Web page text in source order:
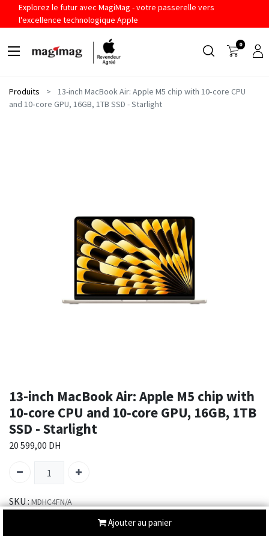
Explorez le futur avec MagiMag - votre passerelle vers
l'excellence technologique Apple
0
Produits
13-inch MacBook Air: Apple M5 chip with 10‑core CPU
and 10‑core GPU, 16GB, 1TB SSD - Starlight
Ajouter au panier
13-inch MacBook Air: Apple M5 chip with
10‑core CPU and 10‑core GPU, 16GB, 1TB
SSD - Starlight
20 599,00 DH
SKU :MDHC4FN/A
MACBOOK AIR M5 13 , NOS MAC PRÉFÉRÉS